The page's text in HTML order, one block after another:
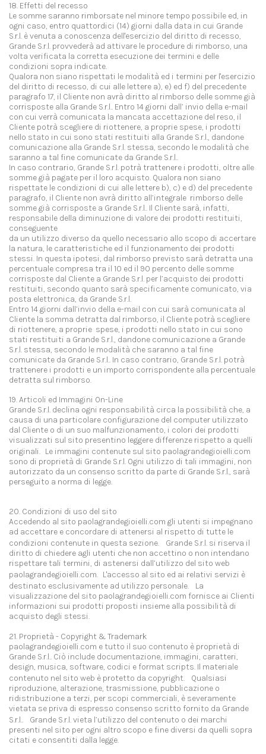
18. Effetti del recesso
Le somme saranno rimborsate nel minore tempo possibile ed, in
ogni caso, entro quattordici (14) giorni dalla data in cui Grande
S.r.l. è venuta a conoscenza dell'esercizio del diritto di recesso,
Grande S.r.l. provvederà ad attivare le procedure di rimborso, una
volta verificata la corretta esecuzione dei termini e delle
condizioni sopra indicate.
Qualora non siano rispettati le modalità ed i termini per l'esercizio
del diritto di recesso, di cui alle lettere a), e) ed f) del precedente
paragrafo 17, il Cliente non avrà diritto al rimborso delle somme già
corrisposte alla Grande S.r.l.. Entro 14 giorni dall’ invio della e-mail
con cui verrà comunicata la mancata accettazione del reso, il
Cliente potrà scegliere di riottenere, a proprie spese, i prodotti
nello stato in cui sono stati restituiti alla Grande S.r.l., dandone
comunicazione alla Grande S.r.l. stessa, secondo le modalità che
saranno a tal fine comunicate da Grande S.r.l..
In caso contrario, Grande S.r.l. potrà trattenere i prodotti, oltre alle
somme già pagate per il loro acquisto. Qualora non siano
rispettate le condizioni di cui alle lettere b), c) e d) del precedente
paragrafo, il Cliente non avrà diritto all’integrale rimborso delle
somme già corrisposte a Grande S.r.l.. Il Cliente sarà, infatti,
responsabile della diminuzione di valore dei prodotti restituiti,
conseguente
da un utilizzo diverso da quello necessario allo scopo di accertare
la natura, le caratteristiche ed il funzionamento dei prodotti
stessi. In questa ipotesi, dal rimborso previsto sarà detratta una
percentuale compresa tra il 10 ed il 90 percento delle somme
corrisposte dal Cliente a Grande S.r.l. per l’acquisto dei prodotti
restituiti, secondo quanto sarà specificamente comunicato, via
posta elettronica, da Grande S.r.l.
Entro 14 giorni dall’invio della e-mail con cui sarà comunicata al
Cliente la somma detratta dal rimborso, il Cliente potrà scegliere
di riottenere, a proprie spese, i prodotti nello stato in cui sono
stati restituiti a Grande S.r.l., dandone comunicazione a Grande
S.r.l. stessa, secondo le modalità che saranno a tal fine
comunicate da Grande S.r.l.. In caso contrario, Grande S.r.l. potrà
trattenere i prodotti e un importo corrispondente alla percentuale
detratta sul rimborso.
19. Articoli ed Immagini On-Line
Grande S.r.l. declina ogni responsabilità circa la possibilità che, a
causa di una particolare configurazione del computer utilizzato
dal Cliente o di un suo malfunzionamento, i colori dei prodotti
visualizzati sul sito presentino leggere differenze rispetto a quelli
originali. Le immagini contenute sul sito paolagrandegioielli.com
sono di proprietà di Grande S.r.l. Ogni utilizzo di tali immagini, non
autorizzato da un consenso scritto da parte di Grande S.r.l., sarà
perseguito a norma di legge.
20. Condizioni di uso del sito
Accedendo al sito paolagrandegioielli.com gli utenti si impegnano
ad accettare e concordare di attenersi al rispetto di tutte le
condizioni contenute in questa sezione. Grande S.r.l. si riserva il
diritto di chiedere agli utenti che non accettino o non intendano
rispettare tali termini, di astenersi dall’utilizzo del sito web
paolagrandegioielli.com. L'accesso al sito ed ai relativi servizi è
destinato esclusivamente ad utilizzo personale. La
visualizzazione del sito paolagrandegioielli.com fornisce ai Clienti
informazioni sui prodotti proposti insieme alla possibilità di
acquisto degli stessi.
21. Proprietà - Copyright & Trademark
paolagrandegioielli.com e tutto il suo contenuto è proprietà di
Grande S.r.l.. Ciò include documentazione, immagini, caratteri,
design, musica, software, codici e format scripts. Il materiale
contenuto nel sito web è protetto da copyright. Qualsiasi
riproduzione, alterazione, trasmissione, pubblicazione o
ridistribuzione a terzi, per scopi commerciali, è severamente
vietata se priva di espresso consenso scritto fornito da Grande
S.r.l.. Grande S.r.l. vieta l’utilizzo del contenuto o dei marchi
presenti nel sito per ogni altro scopo e fine diversi da quelli sopra
citati e consentiti dalla legge.